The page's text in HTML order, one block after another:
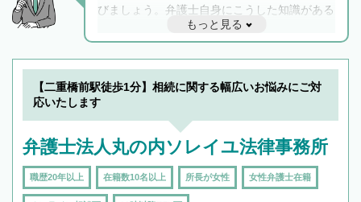
びましょう。弁護士自身にこうした知識がある
と他士業との連携もスムーズに進み、トラブル
解決のみならず相続をトータルで任せることが
できます。また、相続は感情がからむ分野なの
でフィーリングも重要です。実際に電話や面談
で複数の弁護士と会話をしてウマが合う方に依
もっと見る
【二重橋前駅徒歩1分】相続に関する幅広いお悩みにご対
応いたします
弁護士法人丸の内ソレイユ法律事務所
職歴20年以上 在籍数10名以上 所長が女性 女性弁護士在籍